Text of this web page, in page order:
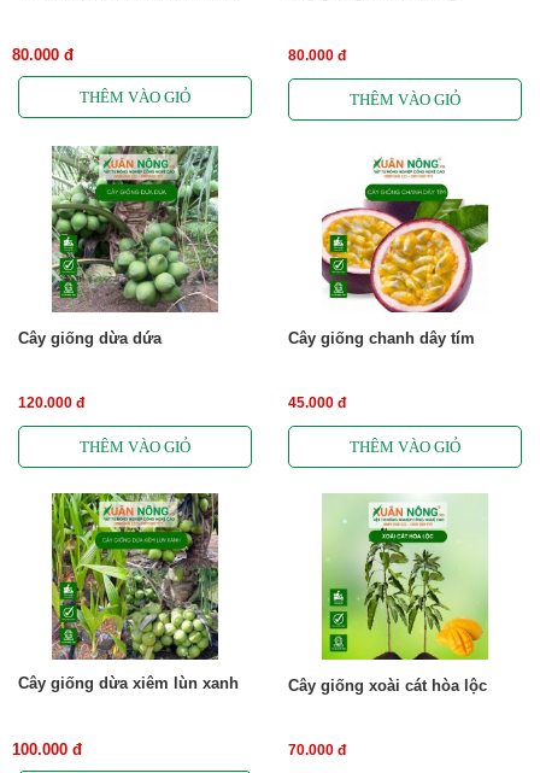
80.000 đ 80.000 đ
Cây giống dừa dứa
120.000 đ
Cây giống chanh dây tím
45.000 đ
Cây giống dừa xiêm lùn xanh
100.000 đ
Cây giống xoài cát hòa lộc
70.000 đ